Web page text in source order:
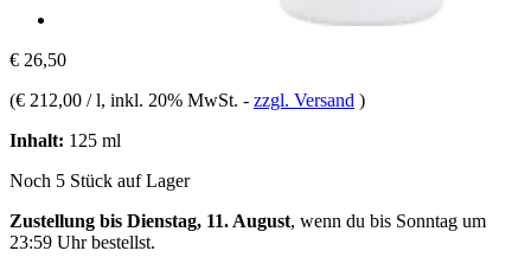
€ 26,50
(€ 212,00 / l, inkl. 20% MwSt. - zzgl. Versand )
Inhalt: 125 ml
Noch 5 Stück auf Lager
Zustellung bis Dienstag, 11. August, wenn du bis Sonntag um
23:59 Uhrbestellst.